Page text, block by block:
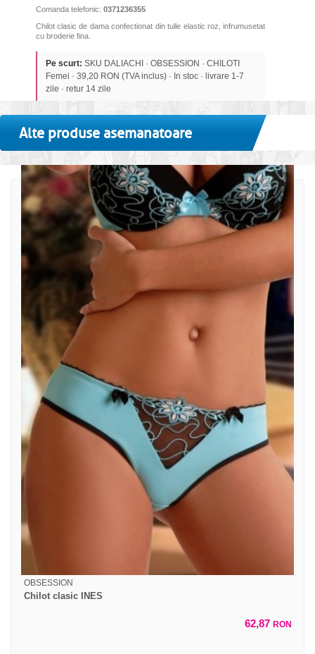
Comanda telefonic: 0371236355
Chilot clasic de dama confectionat din tulle elastic roz, infrumusetat
cu broderie fina.
Pe scurt: SKU DALIACHI · OBSESSION · CHILOTI
Femei · 39,20 RON (TVA inclus) · In stoc · livrare 1-7
zile · retur 14 zile
Alte produse asemanatoare
OBSESSION
Chilot clasic INES
62,87 RON